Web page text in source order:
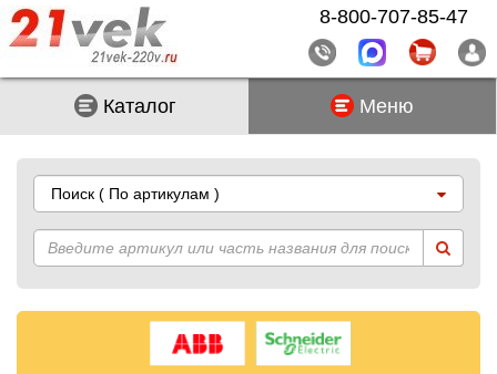
Каталог Меню
Поиск ( По артикулам )
8-800-707-85-47